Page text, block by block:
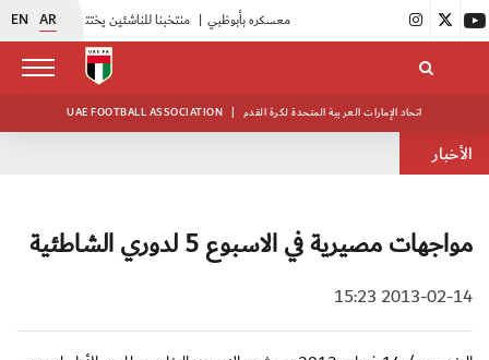
EN AR | أبيض الشباب يواصل تدريباته في معسكره بأبوظبي |
UAE FOOTBALL ASSOCIATION | اتحاد الإمارات العربية المتحدة لكرة القدم
الأخبار
مواجهات مصيرية في الاسبوع 5 لدوري الشاطئية
2013-02-14 15:23